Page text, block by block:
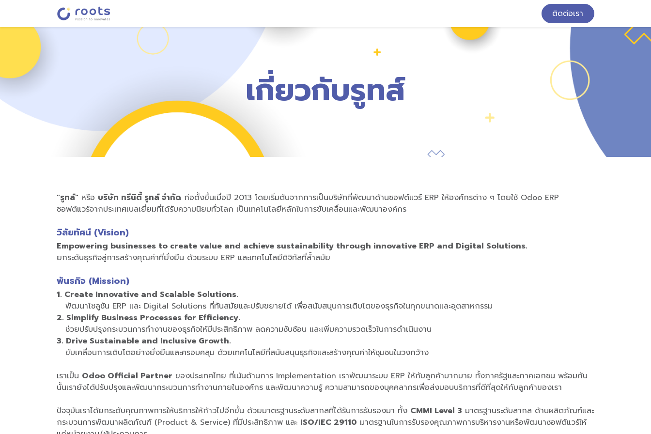
ติดต่อเรา
เกี่ยวกับรูทส์
"รูทส์" หรือ บริษัท ทรีนิตี้ รูทส์ จำกัด ก่อตั้งขึ้นเมื่อปี 2013 โดยเริ่มต้นจากการเป็นบริษัทที่พัฒนาด้านซอฟต์แวร์ ERP ให้องค์กรต่าง ๆ โดยใช้ Odoo ERP
ซอฟต์แวร์จากประเทศเบลเยี่ยมที่ได้รับความนิยมทั่วโลก เป็นเทคโนโลยีหลักในการขับเคลื่อนและพัฒนาองค์กร
วิสัยทัศน์ (Vision)
​Empowering businesses to create value and achieve sustainability through innovative ERP and Digital Solutions.
​ยกระดับธุรกิจสู่การสร้างคุณค่าที่ยั่งยืน ด้วยระบบ ERP และเทคโนโลยีดิจิทัลที่ล้ำสมัย
พันธกิจ (Mission)
1. Create Innovative and Scalable Solutions.
พัฒนาโซลูชัน ERP และ Digital Solutions ที่ทันสมัยและปรับขยายได้ เพื่อสนับสนุนการเติบโตของธุรกิจในทุกขนาดและอุตสาหกรรม
2. ​Simplify Business Processes for Efficiency.
ช่วยปรับปรุงกระบวนการทำงานของธุรกิจให้มีประสิทธิภาพ ลดความซับซ้อน และเพิ่มความรวดเร็วในการดำเนินงาน
3. Drive Sustainable and Inclusive Growth.
ขับเคลื่อนการเติบโตอย่างยั่งยืนและครอบคลุม ด้วยเทคโนโลยีที่สนับสนุนธุรกิจและสร้างคุณค่าให้ชุมชนในวงกว้าง
เราเป็น Odoo Official Partner ของประเทศไทย ที่เน้นด้านการ Implementation เราพัฒนาระบบ ERP ให้กับลูกค้ามากมาย ทั้งภาครัฐและภาคเอกชน พร้อมกัน
นั้นเรายังได้ปรับปรุงและพัฒนากระบวนการทำงานภายในองค์กร และพัฒนาความรู้ ความสามารถของบุคคลากรเพื่อส่งมอบบริการที่ดีที่สุดให้กับลูกค้าของเรา
ปัจจุบันเราได้ยกระดับคุณภาพการให้บริการให้ก้าวไปอีกขั้น ด้วยมาตรฐานระดับสากลที่ได้รับการรับรองมา ทั้ง CMMI Level 3 มาตรฐานระดับสากล ด้านผลิตภัณฑ์และ
กระบวนการพัฒนาผลิตภัณฑ์ (Product & Service) ที่มีประสิทธิภาพ และ ISO/IEC 29110 มาตรฐานในการรับรองคุณภาพการบริหารงานหรือพัฒนาซอฟต์แวร์ให้